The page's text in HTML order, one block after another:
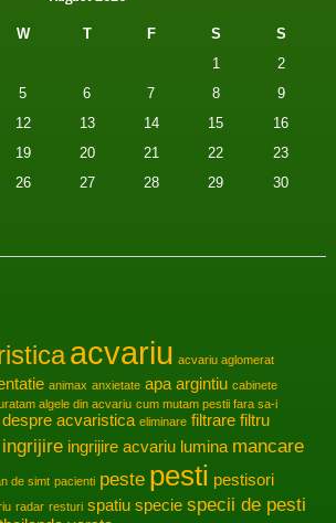
W T F S
S
1
2
5 6 7 8
9
12 13 14 15
16
19 20 21 22
23
26 27 28 29
30
acvariu acvariu aglomerat
animax anxietate apa argintiu cabinete
algele din acvariu cum mutam pestii fara sa-i
despre acvaristica eliminare filtrare filtru
ingrijire ingrijire acvariu lumina mancare
de simt pacienti peste pesti pestisori
radar resturi spatiu specie specii de pesti